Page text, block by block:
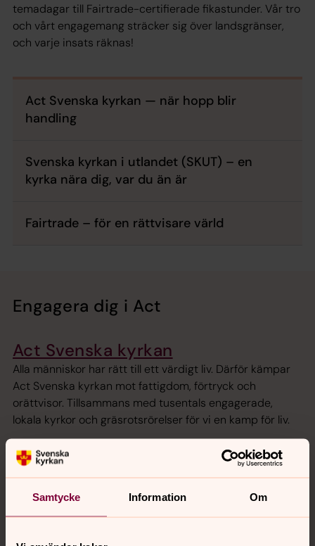
Samtycke Information Om
temadagar till Fairtrade-certifierade fikastunder. Vår tro
och vårt engagemang sträcker sig över landsgränser,
och varje insats räknas!
Act Svenska kyrkan — när hopp blir
handling
Svenska kyrkan i utlandet (SKUT) – en
kyrka nära dig, var du än är
Fairtrade – för en rättvisare värld
Engagera dig i Act
Act Svenska kyrkan
Alla människor har rätt till ett värdigt liv. Därför kämpar
Act Svenska kyrkan mot fattigdom, förtryck och
orättvisor. Tillsammans med tusentals engagerade,
lokala kyrkor och gräsrotsrörelser för vi en kamp för liv.
Världens Barn
Världens Barn är Radiohjälpens största insamling och
genomförs av Sveriges Television och Sveriges Radio P4 i
samarbete med 13 svenska organisationer, varav Act